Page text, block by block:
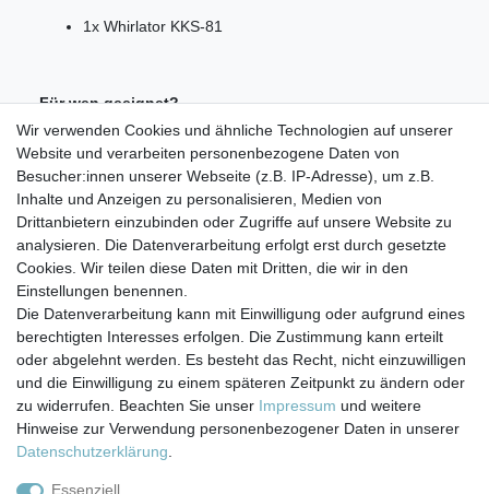
1x Whirlator KKS-81
Für wen geeignet?
Der Whirlator KKS-81 eignet sich für verschiedenste
Einsätze. Aufgrund seiner großen Kapazität kann er
Wasser für bis zu 10 Wohneinheiten bzw. 40 Personen von
Keimen und Kalk befreien.
Impressum Daten­schutz­erklärung AGB
Barrierefreiheitserklärung Widerrufs­recht
Wir verwenden Cookies und ähnliche Technologien auf unserer
Website und verarbeiten personenbezogene Daten von
Besucher:innen unserer Webseite (z.B. IP-Adresse), um z.B.
Inhalte und Anzeigen zu personalisieren, Medien von
Drittanbietern einzubinden oder Zugriffe auf unsere Website zu
analysieren. Die Datenverarbeitung erfolgt erst durch gesetzte
Cookies. Wir teilen diese Daten mit Dritten, die wir in den
Einstellungen benennen.
Die Datenverarbeitung kann mit Einwilligung oder aufgrund eines
berechtigten Interesses erfolgen. Die Zustimmung kann erteilt
oder abgelehnt werden. Es besteht das Recht, nicht einzuwilligen
und die Einwilligung zu einem späteren Zeitpunkt zu ändern oder
zu widerrufen. Beachten Sie unser Impressum und weitere
Hinweise zur Verwendung personenbezogener Daten in unserer
Daten­schutz­erklärung
Essenziell